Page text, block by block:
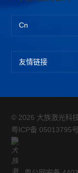
Cn
友情链接
© 2026 大族激光科
粤ICP备 05013795号